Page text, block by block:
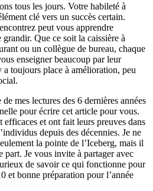
tous les jours. Votre habileté à
clé vers un succès certain.
peut vous apprendre
Que ce soit la caissière à
ou un collègue de bureau, chaque
enseigner beaucoup par leur
toujours place à amélioration, peu
mes lectures des 6 dernières années
pour écrire cet article pour vous.
efficaces et ont fait leurs preuves dans
depuis des décennies. Je ne
la pointe de l’Iceberg, mais il
part. Je vous invite à partager avec
de savoir ce qui fonctionne pour
et bonne préparation pour l’année